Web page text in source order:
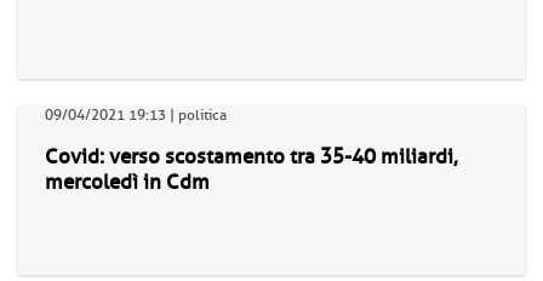
09/04/2021 19:13 | politica
Covid: verso scostamento tra 35-40 miliardi,
mercoledì in Cdm